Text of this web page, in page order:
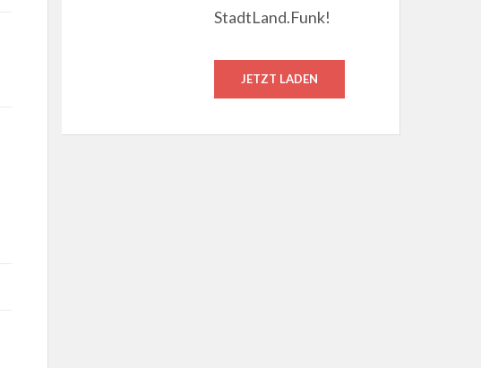
StadtLand.Funk!
JETZT LADEN